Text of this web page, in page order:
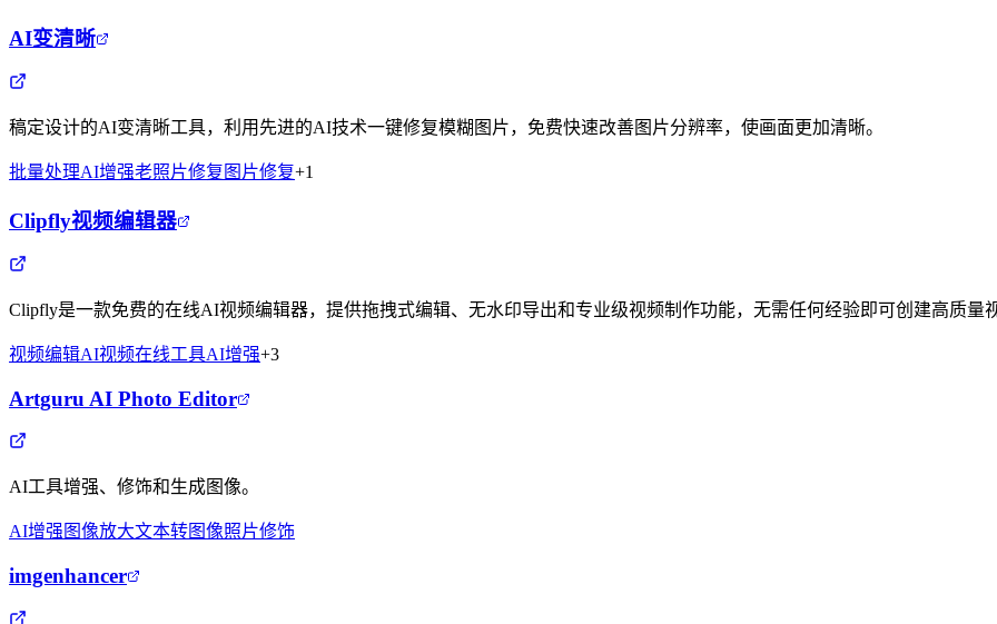
AI变清晰
稿定设计的AI变清晰工具，利用先进的AI技术一键修复模糊图片，免费快速改善图片分辨率，使画面更加清晰。
批量处理AI增强老照片修复 图片修复+1
Clipfly视频编辑器
Clipfly是一款免费的在线AI视频编辑器，提供拖拽式编辑、无水印导出和专业级视频制作功能，无需任何经验即可创建高质量
视频编辑AI视频在线工具AI增强+3
Artguru AI Photo Editor
AI工具增强、修饰和生成图像。
AI增强 图像放大文本转图像照片修饰
imgenhancer